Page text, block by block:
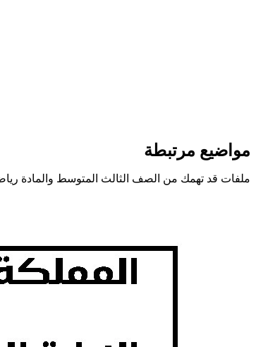
مواضيع مرتبطة
ملفات قد تهمك من الصف الثالث المتوسط والمادة